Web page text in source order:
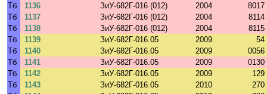
Тб
1136 ЗиУ-682Г-016 (012) 2004
8017
Тб
1137 ЗиУ-682Г-016 (012) 2004
8114
Тб
1138 ЗиУ-682Г-016 (012) 2004
8115
Тб
1139 ЗиУ-682Г-016.05 2009
54
Тб
1140 ЗиУ-682Г-016.05 2009
0056
Тб
1141 ЗиУ-682Г-016.05 2009
0130
Тб
1142 ЗиУ-682Г-016.05 2009
129
Тб
1143 ЗиУ-682Г-016.05 2010
270